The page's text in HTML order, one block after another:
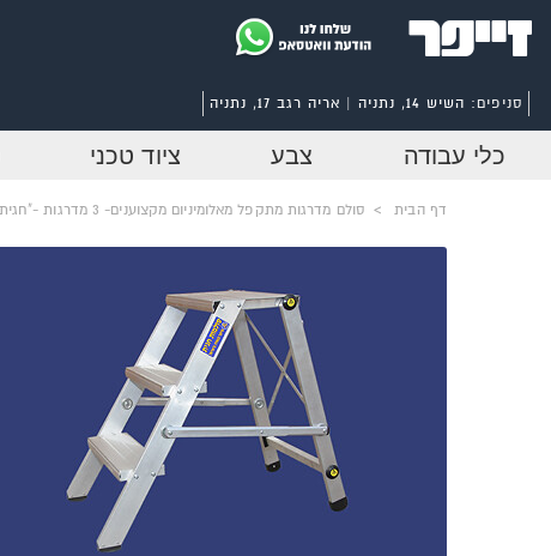
סניפים: השיש 14, נתניה | אריה רגב 17, נתניה
כלי עבודה צבע ציוד טכני
דף הבית > סולם מדרגות מתקפל מאלומיניום מקצוענים- 3 מדרגות -"חגית"